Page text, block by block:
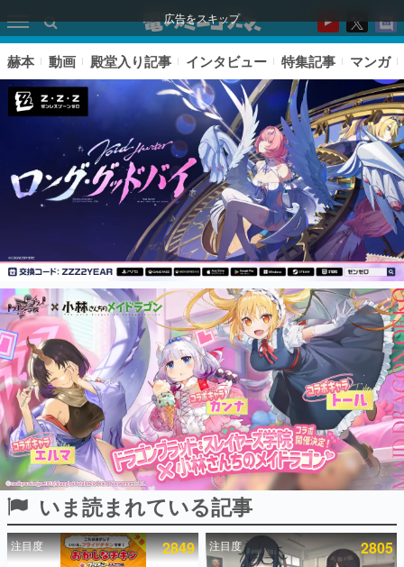
広告をスキップ
ピックアップ
電ファミのいま読まれている記事ランキング
アプリセール情報
インタビュー
連載・特集一覧
殿堂入り記事
SNS拡散数が数千以上！ ページビュー数万以上！ などな
ど。多くの人々に読まれた、電ファミ渾身の“殿堂入り”記
事をまとめました。
赫本 動画 殿堂入り記事 インタビュー 特集記事 マンガ
いま読まれている記事
注目度 2849 注目度 2805